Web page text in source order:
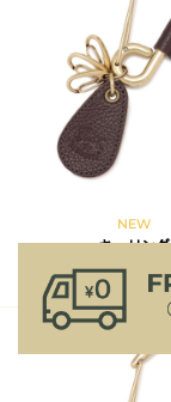
NEW
キーリング
¥17,600 -